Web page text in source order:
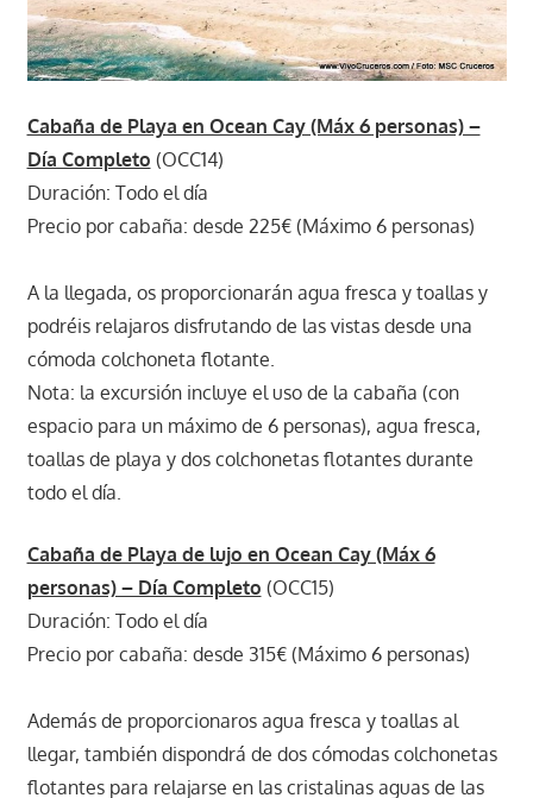
Cabaña de Playa en Ocean Cay (Máx 6 personas) –
Día Completo (OCC14)
Duración: Todo el día
Precio por cabaña: desde 225€ (Máximo 6 personas)
A la llegada, os proporcionarán agua fresca y toallas y
podréis relajaros disfrutando de las vistas desde una
cómoda colchoneta flotante.
Nota: la excursión incluye el uso de la cabaña (con
espacio para un máximo de 6 personas), agua fresca,
toallas de playa y dos colchonetas flotantes durante
todo el día.
Cabaña de Playa de lujo en Ocean Cay (Máx 6
personas) – Día Completo (OCC15)
Duración: Todo el día
Precio por cabaña: desde 315€ (Máximo 6 personas)
Además de proporcionaros agua fresca y toallas al
llegar, también dispondrá de dos cómodas colchonetas
flotantes para relajarse en las cristalinas aguas de las